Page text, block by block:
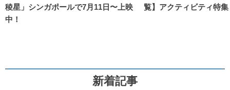
稜星」シンガポールで7月11日〜上映
中！
覧】アクティビティ特集
新着記事